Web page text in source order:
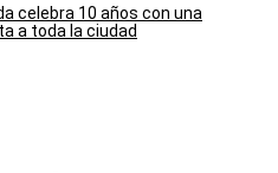
celebra 10 años con una
a toda la ciudad